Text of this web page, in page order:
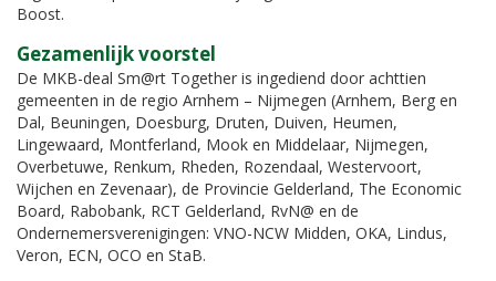
Boost.
Gezamenlijk voorstel
De MKB-deal Sm@rt Together is ingediend door achttien
gemeenten in de regio Arnhem – Nijmegen (Arnhem, Berg en
Dal, Beuningen, Doesburg, Druten, Duiven, Heumen,
Lingewaard, Montferland, Mook en Middelaar, Nijmegen,
Overbetuwe, Renkum, Rheden, Rozendaal, Westervoort,
Wijchen en Zevenaar), de Provincie Gelderland, The Economic
Board, Rabobank, RCT Gelderland, RvN@ en de
Ondernemersverenigingen: VNO-NCW Midden, OKA, Lindus,
Veron, ECN, OCO en StaB.